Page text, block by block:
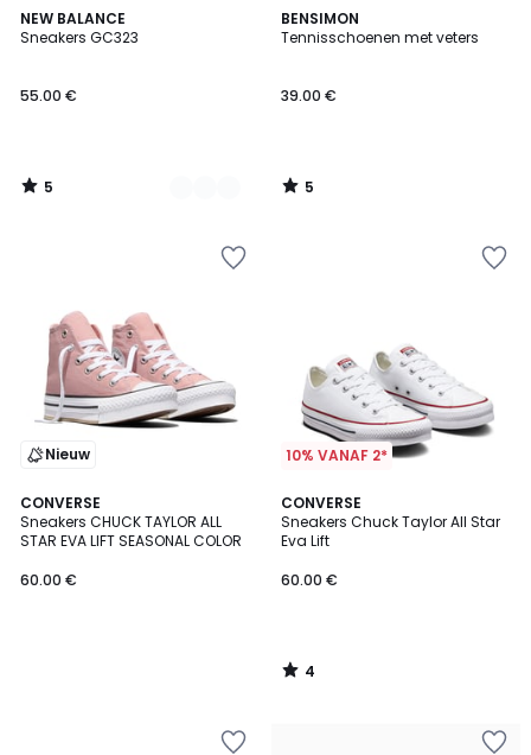
NEW BALANCE
Sneakers GC323
55.00 €
5
/
2
Kleuren
5
/
BENSIMON
Tennisschoenen met veters
39.00 €
5
/
5
/
Nieuw
CONVERSE
Sneakers CHUCK TAYLOR ALL
STAR EVA LIFT SEASONAL COLOR
60.00 €
10% VANAF 2*
CONVERSE
Sneakers Chuck Taylor All Star
Eva Lift
60.00 €
4
/
5
4
/